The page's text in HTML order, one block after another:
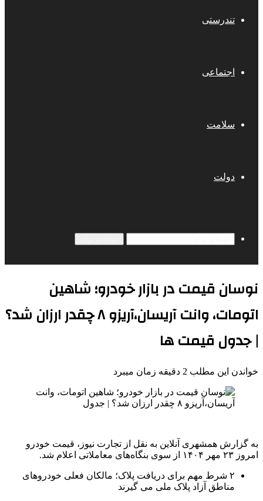
تندرستی
اجتماعی
سلامت
دولت
نوسان قیمت در بازار خودرو؛ شاهین
اتومات، وانت آریسان،آریزو ۸ چقدر ارزان شد؟
| جدول قیمت ها
خواندن این مطلب 2 دقیقه زمان میبرد
به گزارش همشهری آنلاین به نقل از تجارت نیوز، قیمت خودرو
امروز ۲۳ مهر ۱۴۰۴ از سوی بنگاه‌های معاملاتی اعلام شد.
۲ شرط مهم برای دریافت پلاک؛ مالکان فعلی خودروهای
مناطق آزاد پلاک ملی می گیرند